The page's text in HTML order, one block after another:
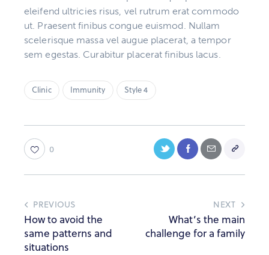
eleifend ultricies risus, vel rutrum erat commodo
ut. Praesent finibus congue euismod. Nullam
scelerisque massa vel augue placerat, a tempor
sem egestas. Curabitur placerat finibus lacus.
Clinic Immunity Style 4
0
PREVIOUS
How to avoid the
same patterns and
situations
NEXT
What’s the main
challenge for a family